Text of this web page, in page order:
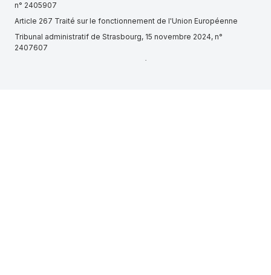
n° 2405907
Article 267 Traité sur le fonctionnement de l'Union Européenne
Tribunal administratif de Strasbourg, 15 novembre 2024, n°
2407607
Tribunal administratif de Toulouse, 5ème chambre, 22 octobre